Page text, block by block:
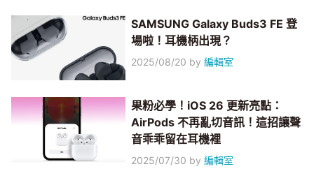
SAMSUNG Galaxy Buds3 FE 登
場啦！耳機柄出現？
2025/08/20 by編輯室
果粉必學！iOS 26 更新亮點：
AirPods 不再亂切音訊！這招讓聲
音乖乖留在耳機裡
2025/07/30 by編輯室